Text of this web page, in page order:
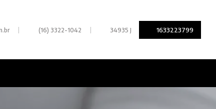
| (16) 3322-1042 | 34935 J 1633223799